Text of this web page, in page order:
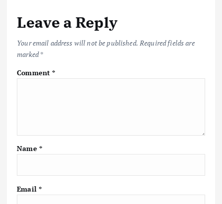
Leave a Reply
Your email address will not be published. Required fields are
marked*
Comment*
Name *
Email *